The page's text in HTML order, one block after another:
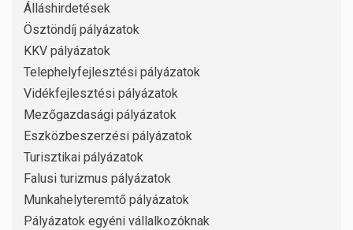
Álláshirdetések
Ösztöndíj pályázatok
KKV pályázatok
Telephelyfejlesztési pályázatok
Vidékfejlesztési pályázatok
Mezőgazdasági pályázatok
Eszközbeszerzési pályázatok
Turisztikai pályázatok
Falusi turizmus pályázatok
Munkahelyteremtő pályázatok
Pályázatok egyéni vállalkozóknak